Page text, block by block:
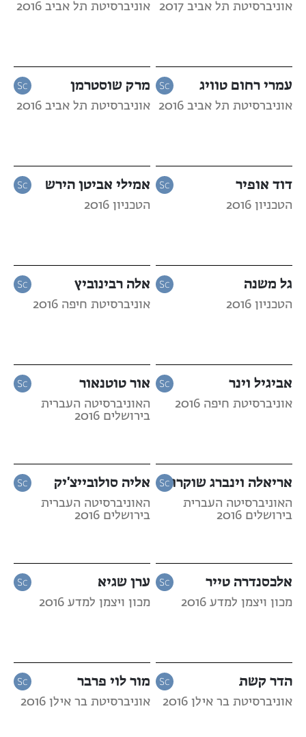
אוניברסיטת תל אביב 2017 אוניברסיטת תל אביב 2016
עמרי רחום טוויג
אוניברסיטת תל אביב 2016
מרק שוסטרמן
אוניברסיטת תל אביב 2016
דוד אופיר
הטכניון 2016
אמילי אביטן הירש
הטכניון 2016
גל משנה
הטכניון 2016
אלה רבינוביץ
אוניברסיטת חיפה 2016
אביגיל וינר
אוניברסיטת חיפה 2016
אור טוטנאור
האוניברסיטה העברית
בירושלים 2016
אריאלה וינברג שוקרון
האוניברסיטה העברית
בירושלים 2016
אליה סולובייצ'יק
האוניברסיטה העברית
בירושלים 2016
אלכסנדרה טייר
מכון ויצמן למדע 2016
ערן שגיא
מכון ויצמן למדע 2016
הדר קשת
אוניברסיטת בר אילן 2016
מור לוי פרבר
אוניברסיטת בר אילן 2016